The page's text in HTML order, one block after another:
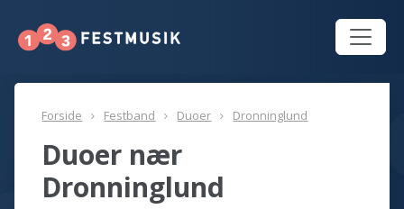
Forside Festband Duoer Dronninglund
Duoer nær
Dronninglund